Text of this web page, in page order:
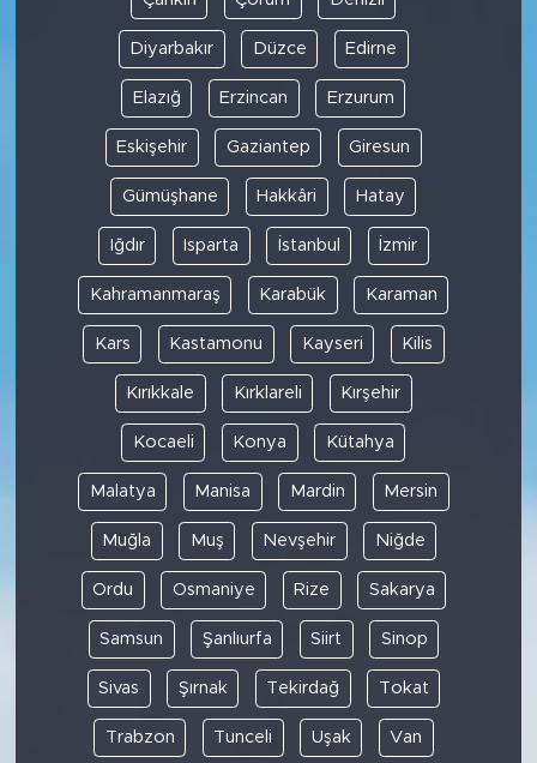
Diyarbakır Düzce Edirne
Elazığ Erzincan Erzurum
Eskişehir Gaziantep Giresun
Gümüşhane Hakkâri Hatay
Iğdır Isparta İstanbul İzmir
Kahramanmaraş Karabük Karaman
Kars Kastamonu Kayseri Kilis
Kırıkkale Kırklareli Kırşehir
Kocaeli Konya Kütahya
Malatya Manisa Mardin Mersin
Muğla Muş Nevşehir Niğde
Ordu Osmaniye Rize Sakarya
Samsun Şanlıurfa Siirt Sinop
Sivas Şırnak Tekirdağ Tokat
Trabzon Tunceli Uşak Van